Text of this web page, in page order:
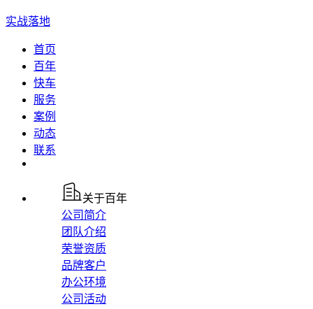
实战落地
首页
百年
快车
服务
案例
动态
联系
关于百年
公司简介
团队介绍
荣誉资质
品牌客户
办公环境
公司活动